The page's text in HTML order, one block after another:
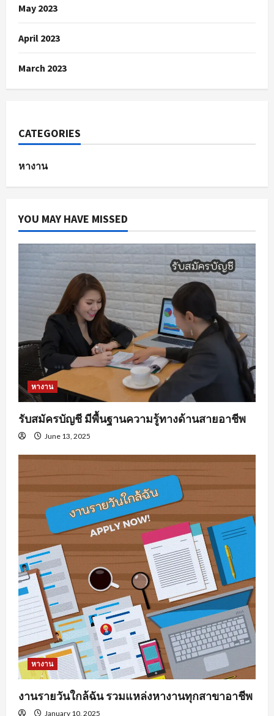
May 2023
April 2023
March 2023
CATEGORIES
หางาน
YOU MAY HAVE MISSED
หางาน
รับสมัครบัญชี มีพื้นฐานความรู้ทางด้านสายอาชีพ
June 13, 2025
หางาน
งานรายวันใกล้ฉัน รวมแหล่งหางานทุกสาขาอาชีพ
January 10, 2025